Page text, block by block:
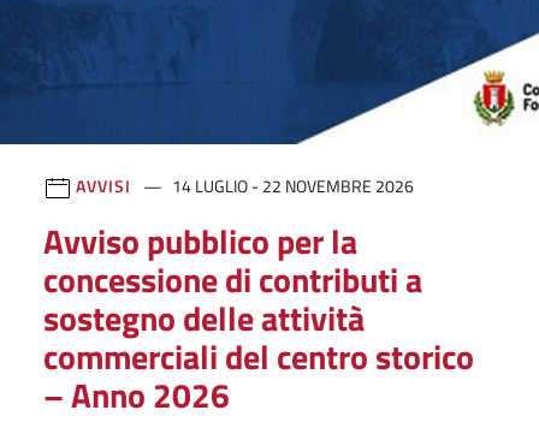
AVVISI 14 LUGLIO - 22 NOVEMBRE 2026
Avviso pubblico per la
concessione di contributi a
sostegno delle attività
commerciali del centro storico
– Anno 2026